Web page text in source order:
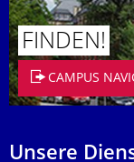
FINDEN!
CAMPUS
Unsere